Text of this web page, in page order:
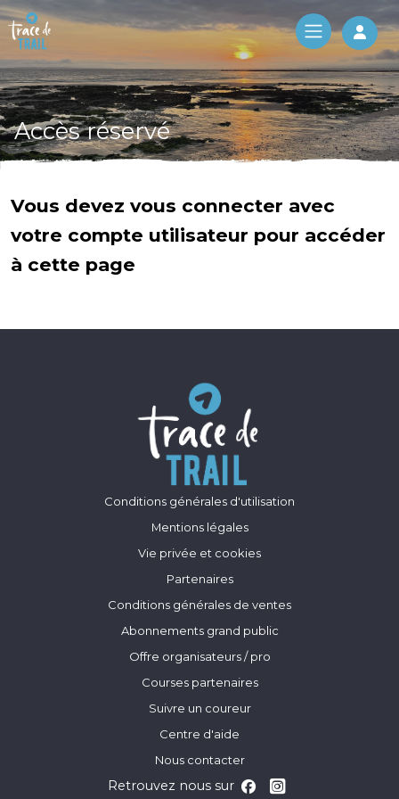
Log
Accès réservé
Vous devez vous connecter avec
votre compte utilisateur pour accéder
à cette page
Conditions générales d'utilisation
Mentions légales
Vie privée et cookies
Partenaires
Conditions générales de ventes
Abonnements grand public
Offre organisateurs / pro
Courses partenaires
Suivre un coureur
Centre d'aide
Nous contacter
Retrouvez nous sur